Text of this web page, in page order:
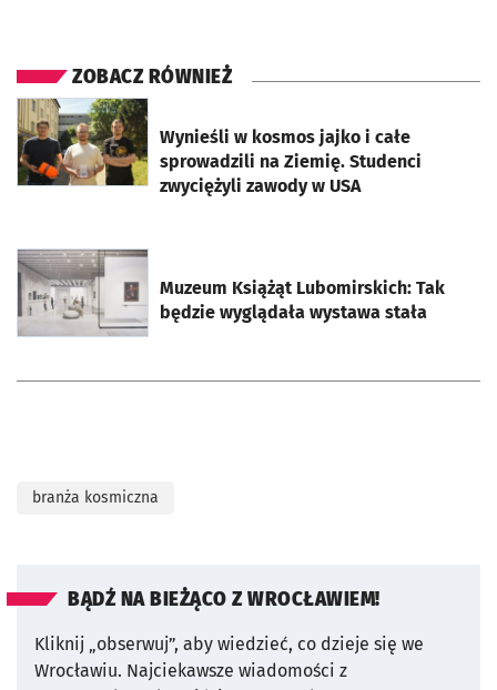
ZOBACZ RÓWNIEŻ
Wynieśli w kosmos jajko i całe
sprowadzili na Ziemię. Studenci
zwyciężyli zawody w USA
otworzy się w nowej karcie
Muzeum Książąt Lubomirskich: Tak
będzie wyglądała wystawa stała
otworzy się w nowej karcie
branża kosmiczna
BĄDŹ NA BIEŻĄCO Z WROCŁAWIEM!
Kliknij „obserwuj”, aby wiedzieć, co dzieje się we
Wrocławiu. Najciekawsze wiadomości z